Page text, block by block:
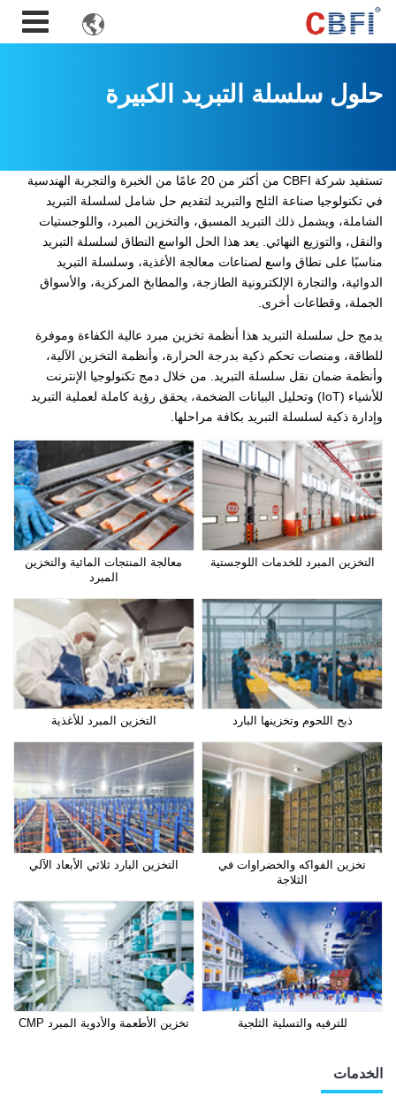

حلول سلسلة التبريد الكبيرة
تستفيد شركة CBFI من أكثر من 20 عامًا من الخبرة والتجربة الهندسية
في تكنولوجيا صناعة الثلج والتبريد لتقديم حل شامل لسلسلة التبريد
الشاملة، ويشمل ذلك التبريد المسبق، والتخزين المبرد، واللوجستيات
والنقل، والتوزيع النهائي. يعد هذا الحل الواسع النطاق لسلسلة التبريد
مناسبًا على نطاق واسع لصناعات معالجة الأغذية، وسلسلة التبريد
الدوائية، والتجارة الإلكترونية الطازجة، والمطابخ المركزية، والأسواق
الجملة، وقطاعات أخرى.
يدمج حل سلسلة التبريد هذا أنظمة تخزين مبرد عالية الكفاءة وموفرة
للطاقة، ومنصات تحكم ذكية بدرجة الحرارة، وأنظمة التخزين الآلية،
وأنظمة ضمان نقل سلسلة التبريد. من خلال دمج تكنولوجيا الإنترنت
للأشياء (IoT) وتحليل البيانات الضخمة، يحقق رؤية كاملة لعملية التبريد
وإدارة ذكية لسلسلة التبريد بكافة مراحلها.
التخزين المبرد للخدمات اللوجستية
معالجة المنتجات المائية والتخزين
المبرد
ذبح اللحوم وتخزينها البارد التخزين المبرد للأغذية
تخزين الفواكه والخضراوات في
الثلاجة
التخزين البارد ثلاثي الأبعاد الآلي
للترفيه والتسلية الثلجية تخزين الأطعمة والأدوية المبرد CMP
الخدمات